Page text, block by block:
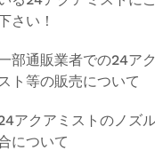
さい！
部通販業者での24ア
ト等の販売について
アクアミストのノズ
について